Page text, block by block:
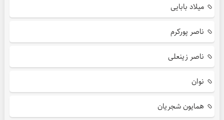
میلاد بابایی
ناصر پورکرم
ناصر زینعلی
نوان
همایون شجریان